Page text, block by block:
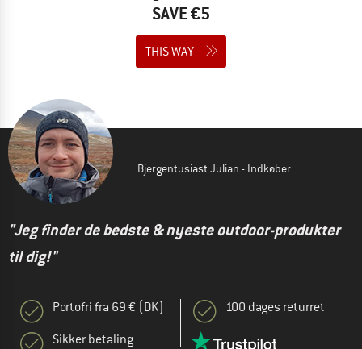
SAVE €5
THIS WAY
Bjergentusiast Julian - Indkøber
"Jeg finder de bedste & nyeste outdoor-produkter
til dig!"
Portofri fra 69 € (DK)
Sikker betaling
100 dages returret